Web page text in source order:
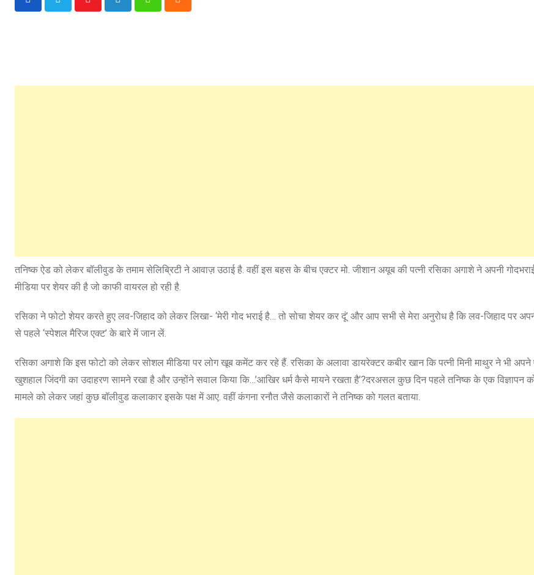
Youtube LinkedIn WhatsappCloud
तनिष्क ऐड को लेकर बॉलीवुड के तमाम सेलिब्रिटी ने आवाज़ उठाई है. वहीं इस बहस के बीच एक्टर मो. जीशान अयूब की पत्नी रसिका अगाशे ने अपनी
मीडिया पर शेयर की है जो काफी वायरल हो रही है.
रसिका ने फोटो शेयर करते हुए लव-जिहाद को लेकर लिखा- ‘मेरी गोद भराई है… तो सोचा शेयर कर दूं’ और आप सभी से मेरा अनुरोध है कि लव-जिहाद पर
से पहले ‘स्पेशल मैरिज एक्ट’ के बारे में जान लें.
रसिका अगाशे कि इस फोटो को लेकर सोशल मीडिया पर लोग खूब कमेंट कर रहे हैं. रसिका के अलावा डायरेक्टर कबीर खान कि पत्नी मिनी माथुर ने भी
खुशहाल जिंदगी का उदाहरण सामने रखा है और उन्होंने सवाल किया कि…’आखिर धर्म कैसे मायने रखता है’?दरअसल कुछ दिन पहले तनिष्क के एक विज्ञापन
मामले को लेकर जहां कुछ बॉलीवुड कलाकार इसके पक्ष में आए. वहीं कंगना रनौत जैसे कलाकारों ने तनिष्क को गलत बताया.